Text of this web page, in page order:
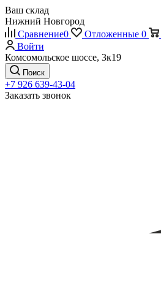
Ваш склад
Нижний Новгород
Сравнение0 Отложенные 0
Войти
Комсомольское шоссе, 3к19
Поиск
+7 926 639-43-04
Заказать звонок